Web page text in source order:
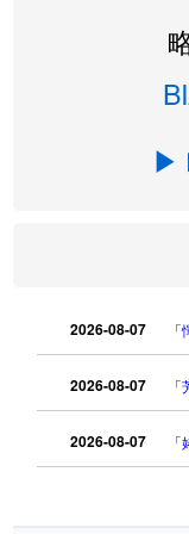
▶
2026-08-07 「
2026-08-07 「
2026-08-07 「